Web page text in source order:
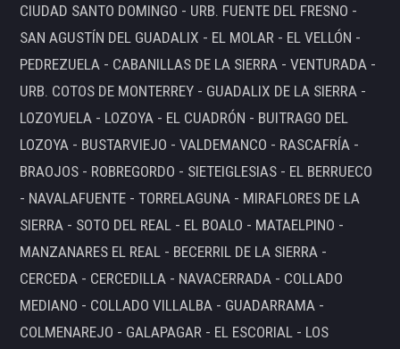
CIUDAD SANTO DOMINGO - URB. FUENTE DEL FRESNO -
SAN AGUSTÍN DEL GUADALIX - EL MOLAR - EL VELLÓN -
PEDREZUELA - CABANILLAS DE LA SIERRA - VENTURADA -
URB. COTOS DE MONTERREY - GUADALIX DE LA SIERRA -
LOZOYUELA - LOZOYA - EL CUADRÓN - BUITRAGO DEL
LOZOYA - BUSTARVIEJO - VALDEMANCO - RASCAFRÍA -
BRAOJOS - ROBREGORDO - SIETEIGLESIAS - EL BERRUECO
- NAVALAFUENTE - TORRELAGUNA - MIRAFLORES DE LA
SIERRA - SOTO DEL REAL - EL BOALO - MATAELPINO -
MANZANARES EL REAL - BECERRIL DE LA SIERRA -
CERCEDA - CERCEDILLA - NAVACERRADA - COLLADO
MEDIANO - COLLADO VILLALBA - GUADARRAMA -
COLMENAREJO - GALAPAGAR - EL ESCORIAL - LOS